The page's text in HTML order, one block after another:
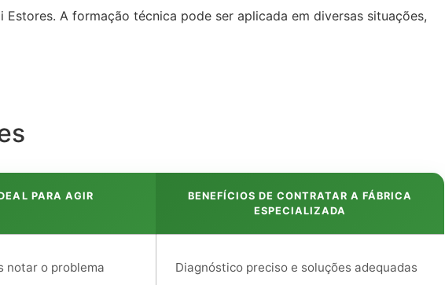
A formação técnica pode ser aplicada em diversas situações,
PARA AGIR
BENEFÍCIOS DE CONTRATAR A FÁBRICA
ESPECIALIZADA
notar o problema Diagnóstico preciso e soluções adequadas